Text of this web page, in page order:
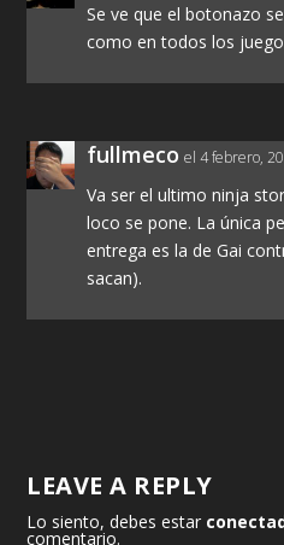
Se ve que el botonazo
como en todos los
fullmeco el 4 febrero,
Va ser el ultimo ninja
loco se pone. La única
entrega es la de Gai
sacan).
LEAVE A REPLY
Lo siento, debes estar
comentario.